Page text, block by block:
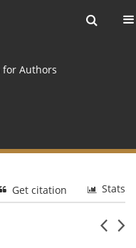
Authors
Stats
Get citation